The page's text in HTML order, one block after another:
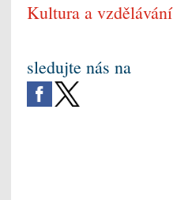
Kultura a vzdělávání
sledujte nás na